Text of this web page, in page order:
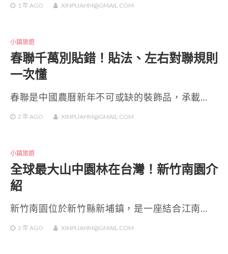
1 年 AGO XINPUAHM@GMAIL.COM
小鎮旅遊
春聯千萬別貼錯！貼法、左右對聯規則
一次懂
春聯是中國農曆新年不可或缺的裝飾品，承載…
2 年 AGO XINPUAHM@GMAIL.COM
小鎮旅遊
全球最大山中園林在台灣！新竹南園介
紹
新竹南園位於新竹縣新埔鎮，是一座結合江南…
2 年 AGO XINPUAHM@GMAIL.COM